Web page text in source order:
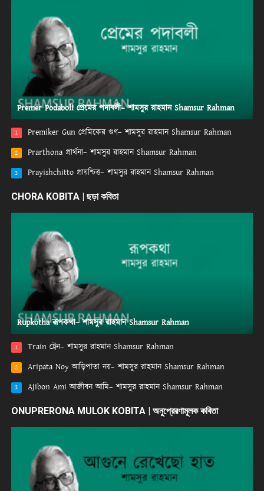
Premer Podaboli প্রেমের পদাবলী– শামসুর রাহমান Shamsur Rahman
1 Premiker Gun প্রেমিকের গুণ– শামসুর রাহমান Shamsur Rahman
2 Prarthona প্রার্থনা– শামসুর রাহমান Shamsur Rahman
3 Prayishchitto প্রায়শ্চিত্ত– শামসুর রাহমান Shamsur Rahman
CHORA KOBITA | ছড়া কবিতা
Rupkotha রূপকথা– শামসুর রাহমান Shamsur Rahman
1 Train ট্রেন– শামসুর রাহমান Shamsur Rahman
2 Aripata Noy আড়িপাতা নয়– শামসুর রাহমান Shamsur Rahman
3 Ajibon Ami আজীবন আমি– শামসুর রাহমান Shamsur Rahman
ONUPRERONA MULOK KOBITA | অনুপ্রেরণামূলক কবিতা